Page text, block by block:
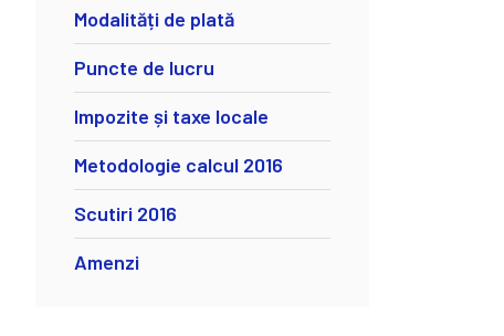
Modalități de plată
Puncte de lucru
Impozite și taxe locale
Metodologie calcul 2016
Scutiri 2016
Amenzi